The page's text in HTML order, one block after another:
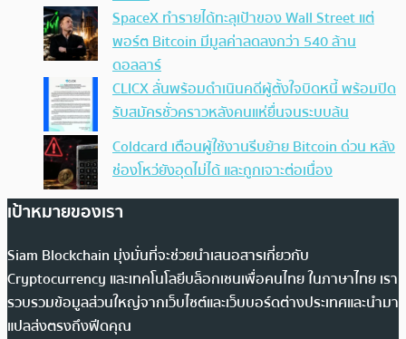
SpaceX ทำรายได้ทะลุเป้าของ Wall Street แต่
พอร์ต Bitcoin มีมูลค่าลดลงกว่า 540 ล้าน
ดอลลาร์
CLICX ลั่นพร้อมดำเนินคดีผู้ตั้งใจบิดหนี้ พร้อมปิด
รับสมัครชั่วคราวหลังคนแห่ยื่นจนระบบล้น
Coldcard เตือนผู้ใช้งานรีบย้าย Bitcoin ด่วน หลัง
ช่องโหว่ยังอุดไม่ได้ และถูกเจาะต่อเนื่อง
เป้าหมายของเรา
Siam Blockchain มุ่งมั่นที่จะช่วยนำเสนอสารเกี่ยวกับ
Cryptocurrency และเทคโนโลยีบล็อกเชนเพื่อคนไทย ในภาษาไทย เรา
รวบรวมข้อมูลส่วนใหญ่จากเว็บไซต์และเว็บบอร์ดต่างประเทศและนำมา
แปลส่งตรงถึงฟีดคุณ